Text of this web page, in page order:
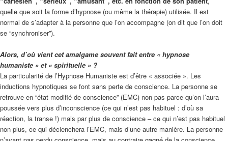
quelle que soit la forme d’hypnose (ou même la thérapie) utilisée. Il est
normal de s’adapter à la personne que l’on accompagne (on dit que l’on doit
se “synchroniser”).
Alors, d’où vient cet amalgame souvent fait entre « hypnose
humaniste » et « spirituelle » ?
La particularité de l’Hypnose Humaniste est d’être « associée ». Les
inductions hypnotiques se font sans perte de conscience. La personne se
retrouve en “état modifié de conscience” (EMC) non pas parce qu’on l’aura
poussée vers plus d’inconscience (ce qui n’est pas habituel : d’où sa
réaction, la transe !) mais par plus de conscience – ce qui n’est pas habituel
non plus, ce qui déclenchera l’EMC, mais d’une autre manière. La personne